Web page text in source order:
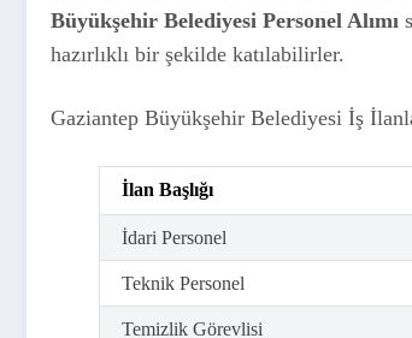
Büyükşehir Belediyesi Personel Alımı
hazırlıklı bir şekilde katılabilirler.
Gaziantep Büyükşehir Belediyesi İş
İlan Başlığı
İdari Personel
Teknik Personel
Temizlik Görevlisi